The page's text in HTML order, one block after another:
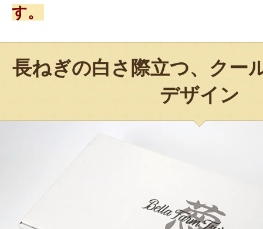
す。
長ねぎの白さ際立つ、クー
デザイン